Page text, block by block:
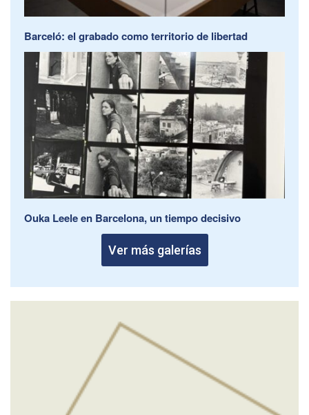
Barceló: el grabado como territorio de libertad
Ouka Leele en Barcelona, un tiempo decisivo
Ver más galerías